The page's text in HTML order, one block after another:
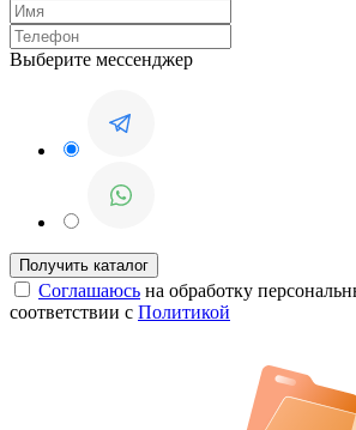
Выберите мессенджер
Соглашаюсь на обработку
соответствии с Политикой